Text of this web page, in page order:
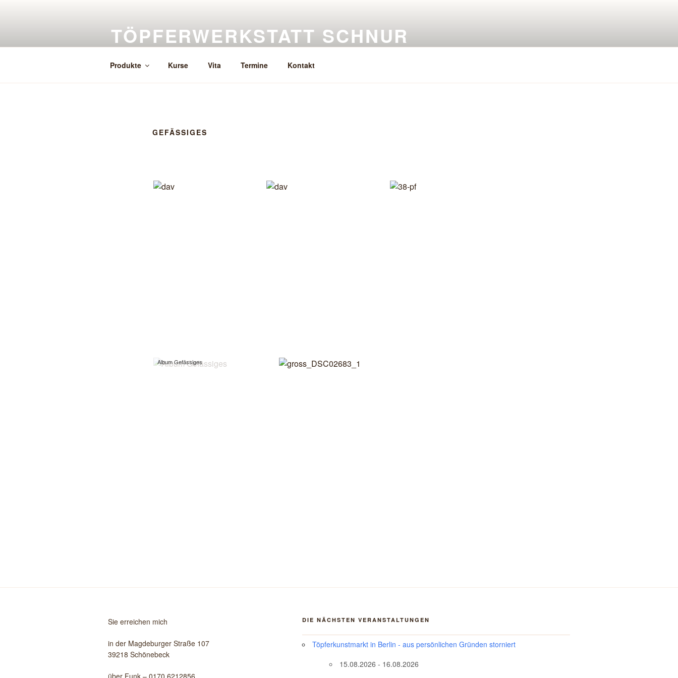
TÖPFERWERKSTATT SCHNUR
Produkte Kurse Vita Termine Kontakt
GEFÄSSIGES
Album Gefässiges
Sie erreichen mich
in der Magdeburger Straße 107
39218 Schönebeck
über Funk – 0170 6212856
DIE NÄCHSTEN VERANSTALTUNGEN
Töpferkunstmarkt in Berlin - aus persönlichen Gründen storniert
15.08.2026 - 16.08.2026